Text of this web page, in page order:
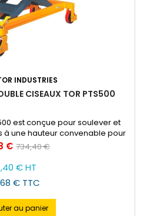
INDUSTRIES
CISEAUX TOR PTS500
est conçue pour soulever et
une hauteur convenable pour
les charges de 0,3 à 1 tonne.
€ Prix
734,40 €
€ HT
€ TTC
au panier